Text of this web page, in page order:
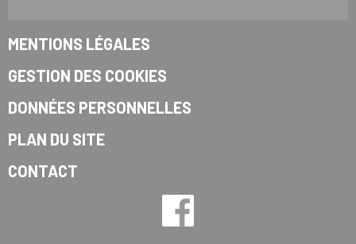
MENTIONS LÉGALES
GESTION DES COOKIES
DONNÉES PERSONNELLES
PLAN DU SITE
CONTACT